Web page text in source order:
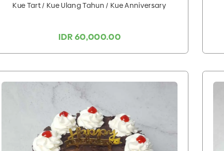
Kue Tart / Kue Ulang Tahun / Kue Anniversary
IDR 60,000.00